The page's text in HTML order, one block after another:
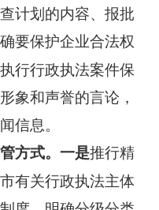
计划的内容、报批
要保护企业合法权
行行政执法案件保
象和声誉的言论，
信息。
方式。一是推行精
有关行政执法主体